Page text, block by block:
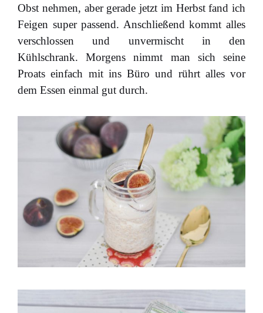
Obst nehmen, aber gerade jetzt im Herbst fand ich
Feigen super passend. Anschließend kommt alles
verschlossen und unvermischt in den
Kühlschrank. Morgens nimmt man sich seine
Proats einfach mit ins Büro und rührt alles vor
dem Essen einmal gut durch.